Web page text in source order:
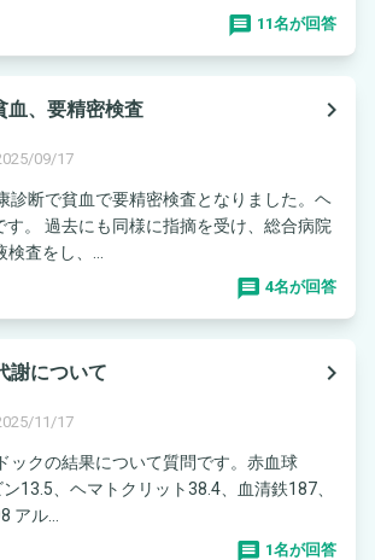
11名が回答
血、要精密検査
navigate_next
09/17
診断で貧血で要精密検査となりました。ヘ
す。 過去にも同様に指摘を受け、総合病院
査をし、...
4名が回答
について
navigate_next
11/17
ックの結果について質問です。赤血球
13.5、ヘマトクリット38.4、血清鉄187、
アル...
1名が回答